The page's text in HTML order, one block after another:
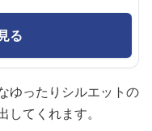
る
ゆったりシルエットの
てくれます。